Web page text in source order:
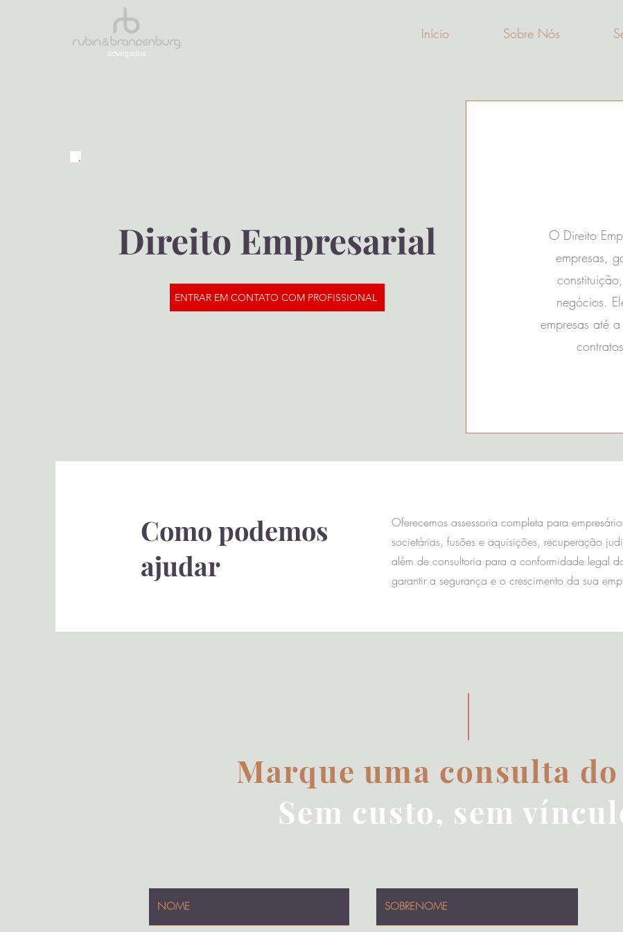
Início Sobre Nós
Direito Empresarial
ENTRAR EM CONTATO COM PROFISSIONAL
O Direito
empresas,
negócios.
empresas até
Como podemos
ajudar
Oferecemos assessoria completa para
societárias, fusões e aquisições, recuperação
além de consultoria para a conformidade legal
garantir a segurança e o crescimento da sua
Marque uma consulta do
Sem custo, sem